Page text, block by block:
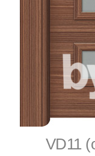
VD11